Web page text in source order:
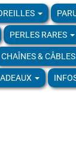
PERLES RARES
CHAÎNES & CÂBLES